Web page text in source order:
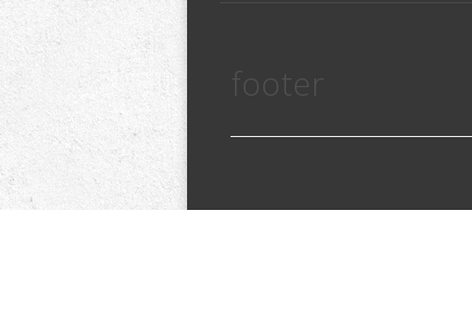
footer